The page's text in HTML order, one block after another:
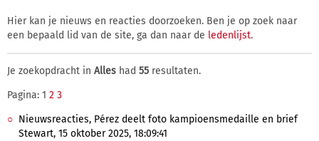
Hier kan je nieuws en reacties doorzoeken. Ben je op zoek naar
een bepaald lid van de site, ga dan naar de ledenlijst.
Je zoekopdracht in Alles had 55 resultaten.
Pagina: 1 2 3
Nieuwsreacties, Pérez deelt foto kampioensmedaille en brief
Stewart, 15 oktober 2025, 18:09:41